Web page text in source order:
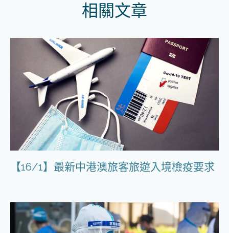
相關文章
【16/1】最新中港澳旅客旅遊入境檢疫要求